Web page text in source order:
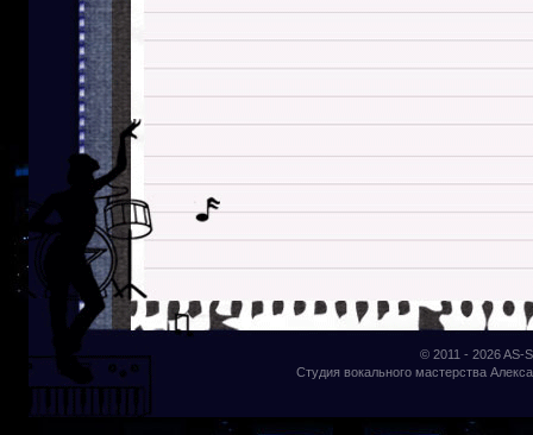
© 2011 - 2026AS-
Студия вокального мастерства